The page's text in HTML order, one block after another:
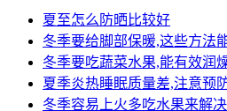
夏至怎么防晒比较好
冬季要给脚部保暖,这些方法
冬季要吃蔬菜水果,能有效润
夏季炎热睡眠质量差,注意预
冬季容易上火多吃水果来解决